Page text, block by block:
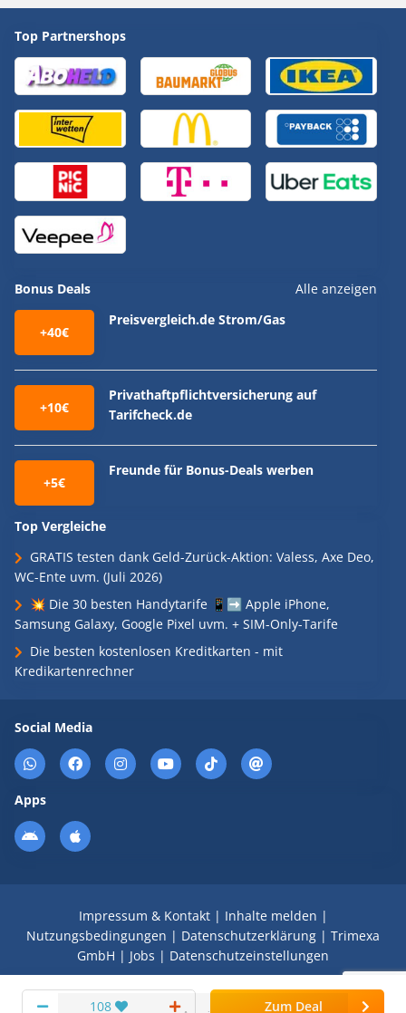
108 Zum Deal
Top Partnershops
Bonus Deals Alle anzeigen
+40€
Preisvergleich.de Strom/Gas
+10€
Privathaftpflichtversicherung auf
Tarifcheck.de
+5€
Freunde für Bonus-Deals werben
Top Vergleiche
GRATIS testen dank Geld-Zurück-Aktion: Valess, Axe Deo,
WC-Ente uvm. (Juli 2026)
💥 Die 30 besten Handytarife 📱➡️ Apple iPhone,
Samsung Galaxy, Google Pixel uvm. + SIM-Only-Tarife
Die besten kostenlosen Kreditkarten - mit
Kredikartenrechner
Social Media
Apps
Impressum & Kontakt| Inhalte melden |
Nutzungsbedingungen | Datenschutzerklärung | Trimexa
GmbH | Jobs | Datenschutzeinstellungen
© 2008 - 2026 Schnäppchen Blog mit Doktortitel -